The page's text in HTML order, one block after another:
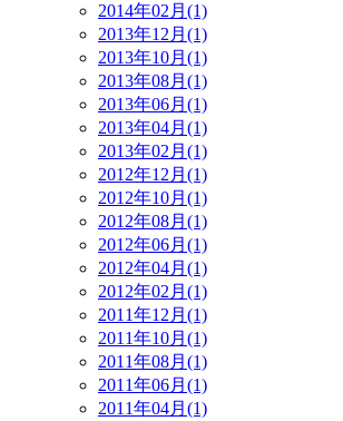
2014年02月(1)
2013年12月(1)
2013年10月(1)
2013年08月(1)
2013年06月(1)
2013年04月(1)
2013年02月(1)
2012年12月(1)
2012年10月(1)
2012年08月(1)
2012年06月(1)
2012年04月(1)
2012年02月(1)
2011年12月(1)
2011年10月(1)
2011年08月(1)
2011年06月(1)
2011年04月(1)